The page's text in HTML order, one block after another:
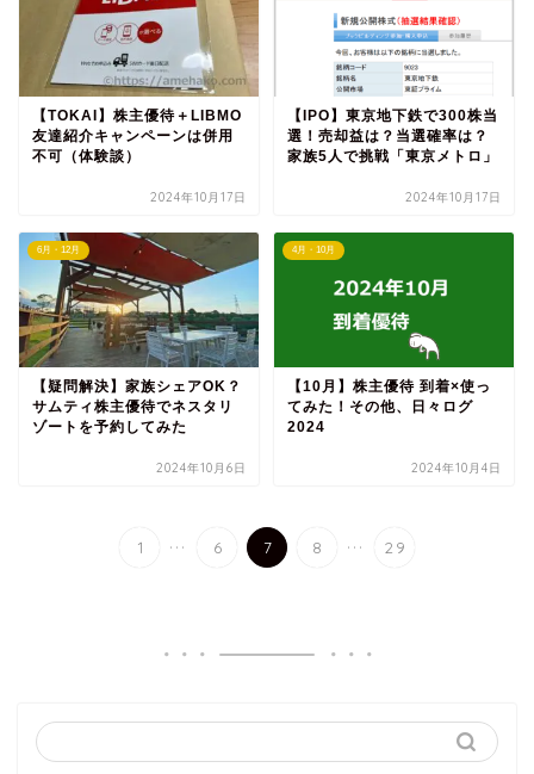
【TOKAI】株主優待＋LIBMO
友達紹介キャンペーンは併用
不可（体験談）
2024年10月17日
【IPO】東京地下鉄で300株当
選！売却益は？当選確率は？
家族5人で挑戦「東京メトロ」
2024年10月17日
6月・12月
【疑問解決】家族シェアOK？
サムティ株主優待でネスタリ
ゾートを予約してみた
2024年10月6日
4月・10月
【10月】株主優待 到着×使っ
てみた！その他、日々ログ
2024
2024年10月4日
1 ... 6 7 8 ... 29